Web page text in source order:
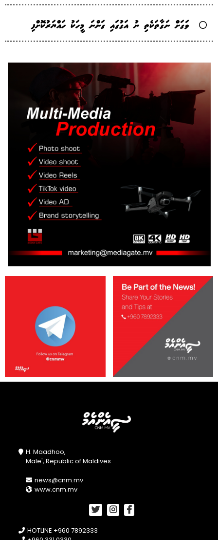
ވަގަށް ނަގާތަކެތި ނު އަގުގައި ގަންނަ މީހަކު ހައްޔަރުކޮށްފި
H. Maadhoo,
Male', Republic of Maldives
news@cnm.mv
www.cnm.mv
HOTLINE +960 7892333